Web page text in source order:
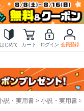
はじめて カート ログイン 会員登録
説・実用書 小説・実用書